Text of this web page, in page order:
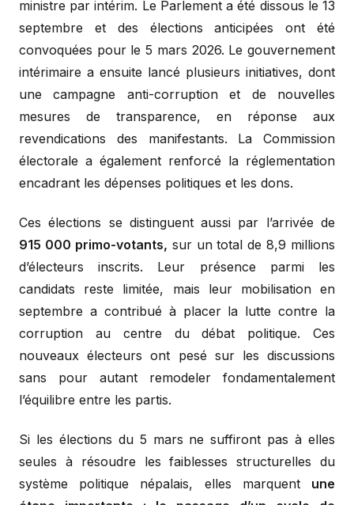
ministre par intérim. Le Parlement a été dissous le 13
septembre et des élections anticipées ont été
convoquées pour le 5 mars 2026. Le gouvernement
intérimaire a ensuite lancé plusieurs initiatives, dont
une campagne anti-corruption et de nouvelles
mesures de transparence, en réponse aux
revendications des manifestants. La Commission
électorale a également renforcé la réglementation
encadrant les dépenses politiques et les dons.
Ces élections se distinguent aussi par l’arrivée de
915 000 primo-votants, sur un total de 8,9 millions
d’électeurs inscrits. Leur présence parmi les
candidats reste limitée, mais leur mobilisation en
septembre a contribué à placer la lutte contre la
corruption au centre du débat politique. Ces
nouveaux électeurs ont pesé sur les discussions
sans pour autant remodeler fondamentalement
l’équilibre entre les partis.
Si les élections du 5 mars ne suffiront pas à elles
seules à résoudre les faiblesses structurelles du
système politique népalais, elles marquent une